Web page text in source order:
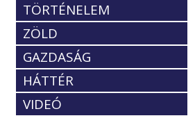
TÖRTÉNELEM
ZÖLD
GAZDASÁG
HÁTTÉR
VIDEÓ